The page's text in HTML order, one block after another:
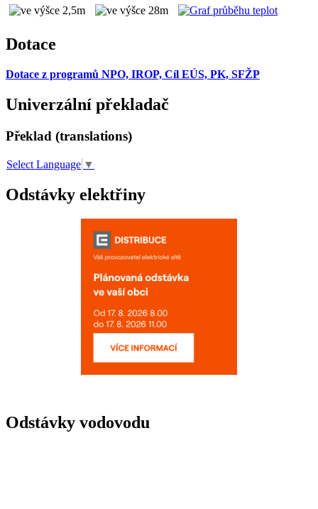
Dotace
Dotace z programů NPO, IROP, Cíl EÚS, PK, SFŽP
Univerzální překladač
Překlad (translations)
Select Language ▼
Odstávky elektřiny
Odstávky vodovodu